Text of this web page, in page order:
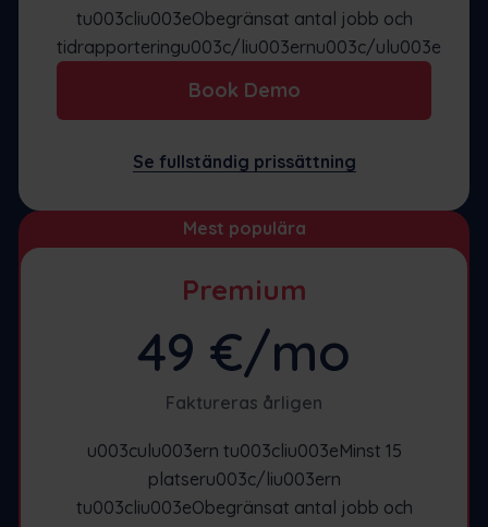
tu003cliu003eObegränsat antal jobb och
tidrapporteringu003c/liu003ernu003c/ulu003e
Book Demo
Se fullständig prissättning
Mest populära
Premium
49 €/mo
Faktureras årligen
u003culu003ern tu003cliu003eMinst 15
platseru003c/liu003ern
tu003cliu003eObegränsat antal jobb och